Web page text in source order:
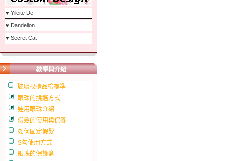
♥ Yileite De
♥ Dandelion
♥ Secret Cat
教學與介紹
玻璃眼睛品檢標準
眼珠的挑選方式
娃用眼珠介紹
假髮的使用與保養
如何固定假髮
S勾使用方式
眼珠的保護盒